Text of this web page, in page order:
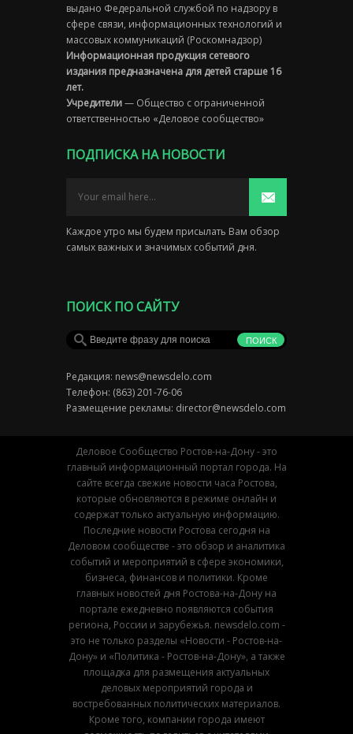
выдано Федеральной службой по надзору в
сфере связи, информационных технологий и
массовых коммуникаций (Роскомнадзор)
Информационная продукция сетевого
издания предназначена для детей старше 16
лет.
Учредители— Общество с ограниченной
ответственностью «Деловое сообщество»
ПОДПИСКА НА НОВОСТИ
Каждое утро мы будем присылать Вам обзор
самых важных и значимых событий дня.
ПОИСК ПО САЙТУ
Редакция: news@newsdelo.com
Телефон: (863) 201-76-06
Размещение рекламы: director@newsdelo.com
Деловое Сообщество Ростов-на-Дону - это
главный информационный портал города. На
сайте всегда свежие новости часа Ростова,
которые обновляются в режиме онлайн и
содержат только актуальную информацию.
Последние новости Ростова сегодня на
Деловом сообществе - это обзор и аналитика
событий и мероприятий в сфере экономики,
бизнеса, финансов и политики. Кроме
главных новостей дня Ростова-на-Дону на
портале ежедневно появляются события
региона, России и зарубежья. newsdelo.com -
это не только разделы «Новости - Ростов-на-
Дону» и «Политика - Ростов-на-Дону», а также
площадка для размещения актуальных
деловых мероприятий города и
востребованных политических материалов.
Кроме того, компании города имеют